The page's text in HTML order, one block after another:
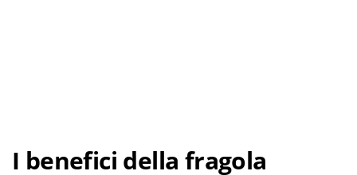
I benefici della fragola